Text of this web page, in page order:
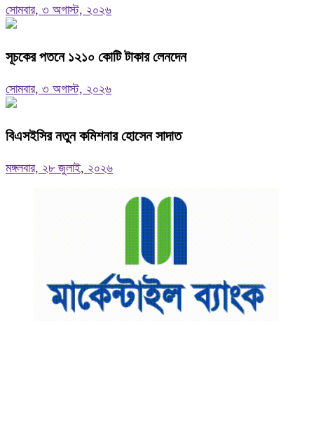
সোমবার, ৩ অগাস্ট, ২০২৬
সূচকের পতনে ১২১০ কোটি টাকার লেনদেন
সোমবার, ৩ অগাস্ট, ২০২৬
বিএসইসির নতুন কমিশনার হোসেন সাদাত
মঙ্গলবার, ২৮ জুলাই, ২০২৬